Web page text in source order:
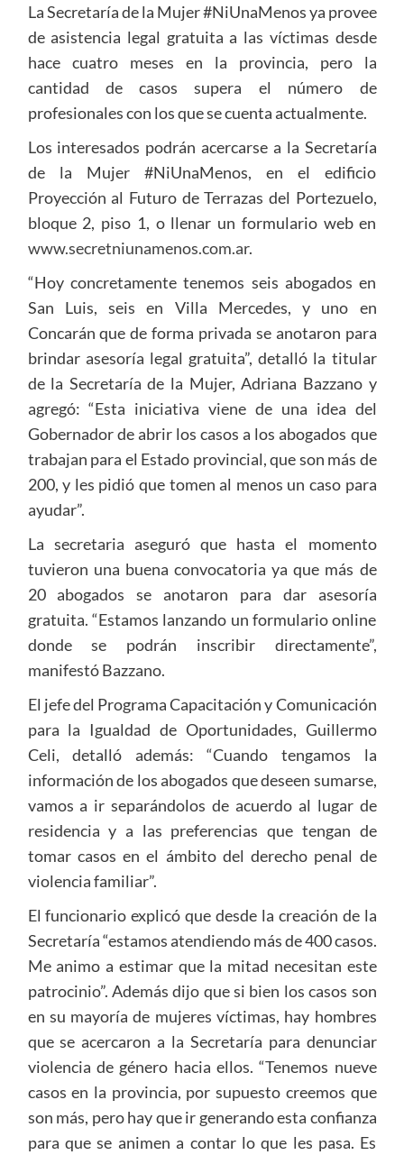
La Secretaría de la Mujer #NiUnaMenos ya provee
de asistencia legal gratuita a las víctimas desde
hace cuatro meses en la provincia, pero la
cantidad de casos supera el número de
profesionales con los que se cuenta actualmente.
Los interesados podrán acercarse a la Secretaría
de la Mujer #NiUnaMenos, en el edificio
Proyección al Futuro de Terrazas del Portezuelo,
bloque 2, piso 1, o llenar un formulario web en
www.secretniunamenos.com.ar.
“Hoy concretamente tenemos seis abogados en
San Luis, seis en Villa Mercedes, y uno en
Concarán que de forma privada se anotaron para
brindar asesoría legal gratuita”, detalló la titular
de la Secretaría de la Mujer, Adriana Bazzano y
agregó: “Esta iniciativa viene de una idea del
Gobernador de abrir los casos a los abogados que
trabajan para el Estado provincial, que son más de
200, y les pidió que tomen al menos un caso para
ayudar”.
La secretaria aseguró que hasta el momento
tuvieron una buena convocatoria ya que más de
20 abogados se anotaron para dar asesoría
gratuita. “Estamos lanzando un formulario online
donde se podrán inscribir directamente”,
manifestó Bazzano.
El jefe del Programa Capacitación y Comunicación
para la Igualdad de Oportunidades, Guillermo
Celi, detalló además: “Cuando tengamos la
información de los abogados que deseen sumarse,
vamos a ir separándolos de acuerdo al lugar de
residencia y a las preferencias que tengan de
tomar casos en el ámbito del derecho penal de
violencia familiar”.
El funcionario explicó que desde la creación de la
Secretaría “estamos atendiendo más de 400 casos.
Me animo a estimar que la mitad necesitan este
patrocinio”. Además dijo que si bien los casos son
en su mayoría de mujeres víctimas, hay hombres
que se acercaron a la Secretaría para denunciar
violencia de género hacia ellos. “Tenemos nueve
casos en la provincia, por supuesto creemos que
son más, pero hay que ir generando esta confianza
para que se animen a contar lo que les pasa. Es